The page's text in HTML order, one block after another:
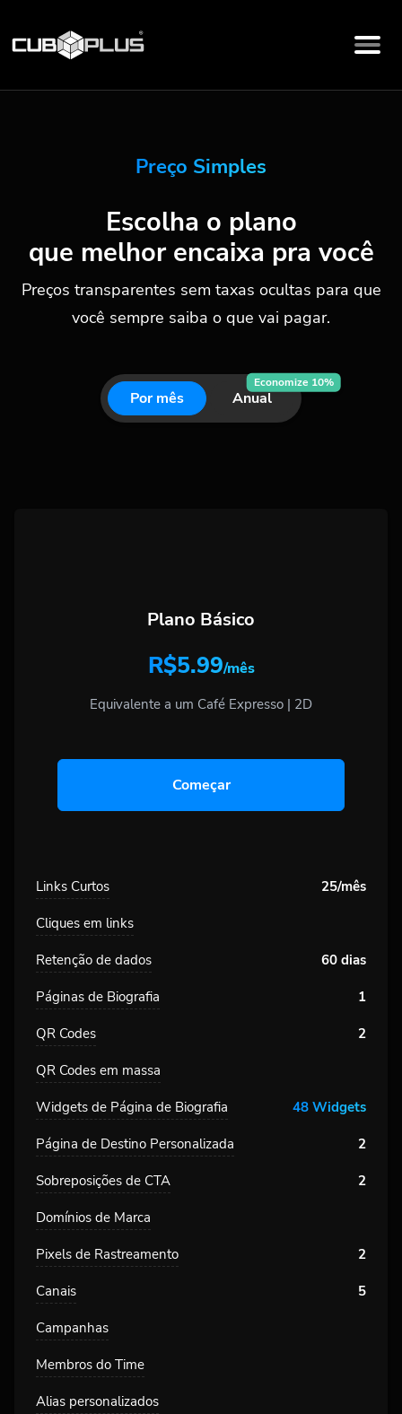
Preço Simples
Escolha o plano
que melhor encaixa pra você
Preços transparentes sem taxas ocultas para que
você sempre saiba o que vai pagar.
Por mês Anual
Economize 10%
Plano Básico
R$5.99/mês
Equivalente a um Café Expresso | 2D
Começar
Links Curtos 25/mês
Cliques em links
Retenção de dados 60 dias
Páginas de Biografia 1
QR Codes 2
QR Codes em massa
Widgets de Página de Biografia 48 Widgets
Página de Destino Personalizada 2
Sobreposições de CTA 2
Domínios de Marca
Pixels de Rastreamento 2
Canais 5
Campanhas
Membros do Time
Alias personalizados